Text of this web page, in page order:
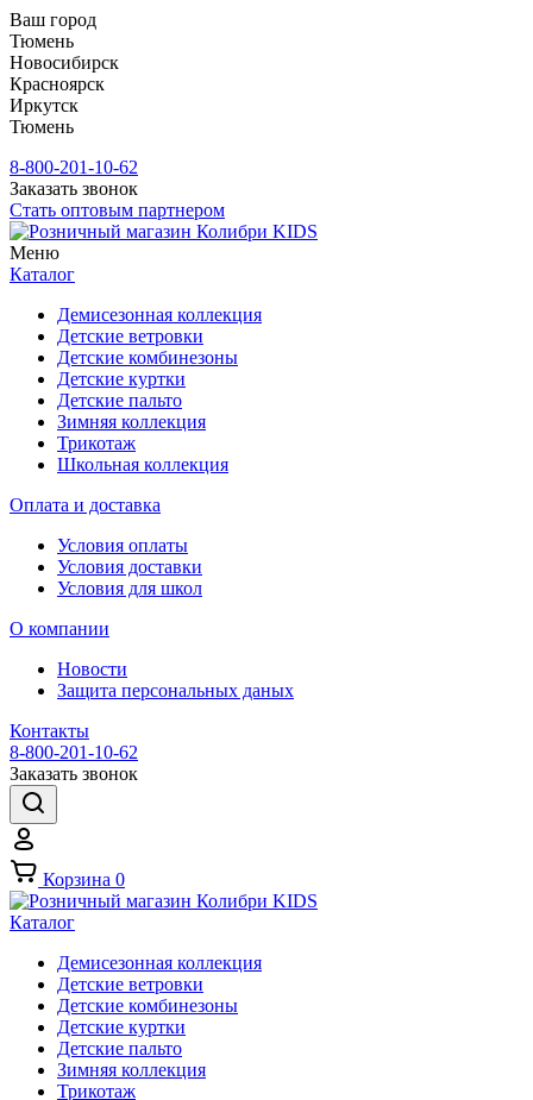
Ваш город
Тюмень
Новосибирск
Красноярск
Иркутск
Тюмень
8-800-201-10-62
Заказать звонок
Стать оптовым партнером
Меню
Каталог
Демисезонная коллекция
Детские ветровки
Детские комбинезоны
Детские куртки
Детские пальто
Зимняя коллекция
Трикотаж
Школьная коллекция
Оплата и доставка
Условия оплаты
Условия доставки
Условия для школ
О компании
Новости
Защита персональных даных
Контакты
8-800-201-10-62
Заказать звонок
Корзина 0
Каталог
Демисезонная коллекция
Детские ветровки
Детские комбинезоны
Детские куртки
Детские пальто
Зимняя коллекция
Трикотаж